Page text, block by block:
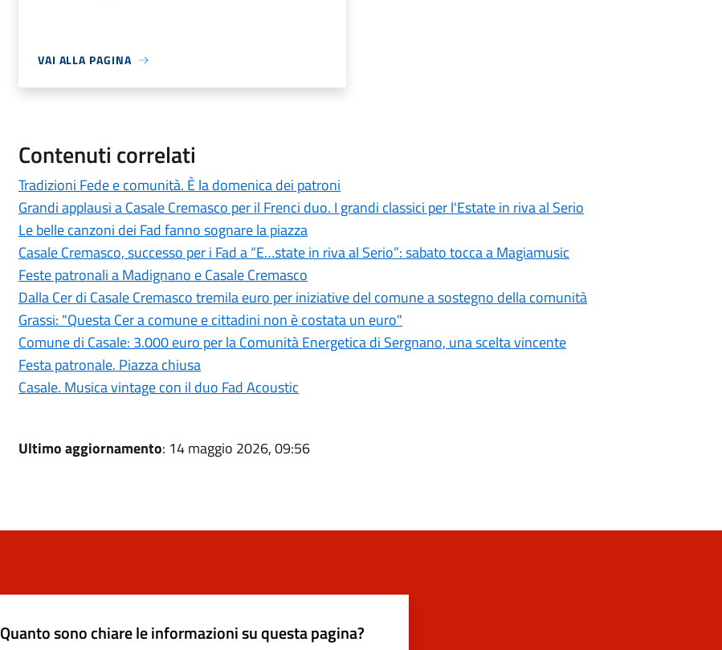
VAI ALLA PAGINA
Contenuti correlati
Tradizioni Fede e comunità. È la domenica dei patroni
Grandi applausi a Casale Cremasco per il Frenci duo. I grandi classici per l'Estate in riva al Serio
Le belle canzoni dei Fad fanno sognare la piazza
Casale Cremasco, successo per i Fad a “E…state in riva al Serio”: sabato tocca a Magiamusic
Feste patronali a Madignano e Casale Cremasco
Dalla Cer di Casale Cremasco tremila euro per iniziative del comune a sostegno della comunità
Grassi: "Questa Cer a comune e cittadini non è costata un euro"
Comune di Casale: 3.000 euro per la Comunità Energetica di Sergnano, una scelta vincente
Festa patronale. Piazza chiusa
Casale. Musica vintage con il duo Fad Acoustic
Ultimo aggiornamento: 14 maggio 2026, 09:56
Quanto sono chiare le informazioni su questa pagina?